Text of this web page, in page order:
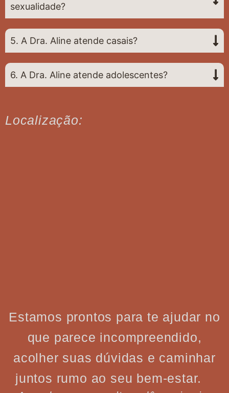
sexualidade?
5. A Dra. Aline atende casais?
6. A Dra. Aline atende adolescentes?
Localização:
Estamos prontos para te ajudar no
que parece incompreendido,
acolher suas dúvidas e caminhar
juntos rumo ao seu bem-estar.